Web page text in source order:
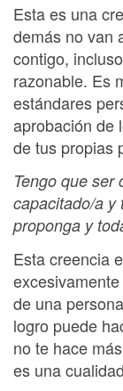
Esta es una
demás no van
contigo,
razonable. Es
estándares
aprobación de
de tus propias
Tengo que ser
capacitado/a y
proponga y
Esta creencia
excesivamente
de una
logro puede
no te hace
es una